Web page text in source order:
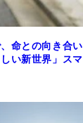
命との向き合い
い新世界」スマ